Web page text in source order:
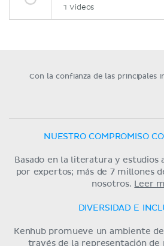
1 Videos
Con la confianza de las principales
NUESTRO COMPROMISO
Basado en la literatura y estudios
por expertos; más de 7 millones
nosotros. Leer
DIVERSIDAD E
Kenhub promueve un ambiente
través de la representación de